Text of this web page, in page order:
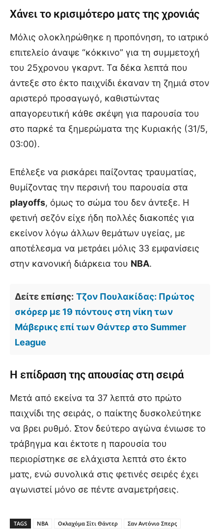
Χάνει το κρισιμότερο ματς της χρονιάς
Μόλις ολοκληρώθηκε η προπόνηση, το ιατρικό
επιτελείο άναψε “κόκκινο” για τη συμμετοχή
του 25χρονου γκαρντ. Τα δέκα λεπτά που
άντεξε στο έκτο παιχνίδι έκαναν τη ζημιά στον
αριστερό προσαγωγό, καθιστώντας
απαγορευτική κάθε σκέψη για παρουσία του
στο παρκέ τα ξημερώματα της Κυριακής (31/5,
03:00).
Επέλεξε να ρισκάρει παίζοντας τραυματίας,
θυμίζοντας την περσινή του παρουσία στα
playoffs, όμως το σώμα του δεν άντεξε. Η
φετινή σεζόν είχε ήδη πολλές διακοπές για
εκείνον λόγω άλλων θεμάτων υγείας, με
αποτέλεσμα να μετράει μόλις 33 εμφανίσεις
στην κανονική διάρκεια του ΝΒΑ.
Δείτε επίσης: Τζον Πουλακίδας: Πρώτος
σκόρερ με 19 πόντους στη νίκη των
Μάβερικς επί των Θάντερ στο Summer
League
Η επίδραση της απουσίας στη σειρά
Μετά από εκείνα τα 37 λεπτά στο πρώτο
παιχνίδι της σειράς, ο παίκτης δυσκολεύτηκε
να βρει ρυθμό. Στον δεύτερο αγώνα ένιωσε το
τράβηγμα και έκτοτε η παρουσία του
περιορίστηκε σε ελάχιστα λεπτά στο έκτο
ματς, ενώ συνολικά στις φετινές σειρές έχει
αγωνιστεί μόνο σε πέντε αναμετρήσεις.
TAGS NBA Οκλαχόμα Σίτι Θάντερ
Σαν Αντόνιο Σπερς